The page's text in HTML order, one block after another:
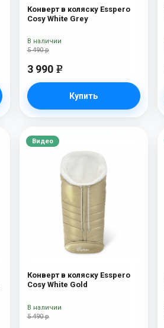
Конверт в коляску Esspero
Cosy White Grey
5 490 р
3 990 e
Купить
В наличии
Видео
Конверт в коляску Esspero
Cosy White Gold
5 490 р
В наличии